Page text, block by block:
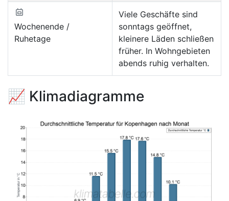
Wochenende /
Ruhetage
Viele Geschäfte sind
sonntags geöffnet,
kleinere Läden schließen
früher. In Wohngebieten
abends ruhig verhalten.
📈 Klimadiagramme